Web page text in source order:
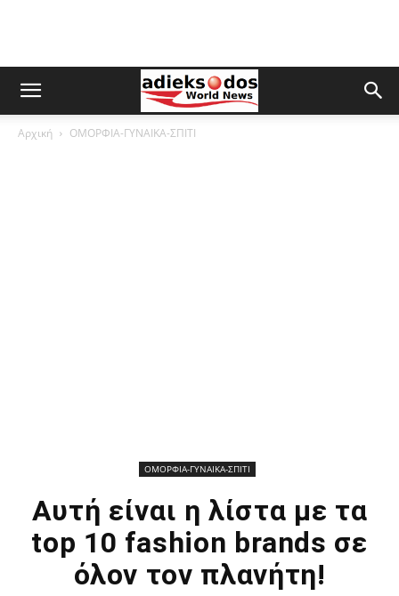
Αρχική ΟΜΟΡΦΙΑ-ΓΥΝΑΙΚΑ-ΣΠΙΤΙ
ΟΜΟΡΦΙΑ-ΓΥΝΑΙΚΑ-ΣΠΙΤΙ
Αυτή είναι η λίστα με τα
top 10 fashion brands σε
όλον τον πλανήτη!